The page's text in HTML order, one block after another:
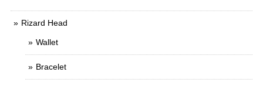
Rizard Head
Wallet
Bracelet